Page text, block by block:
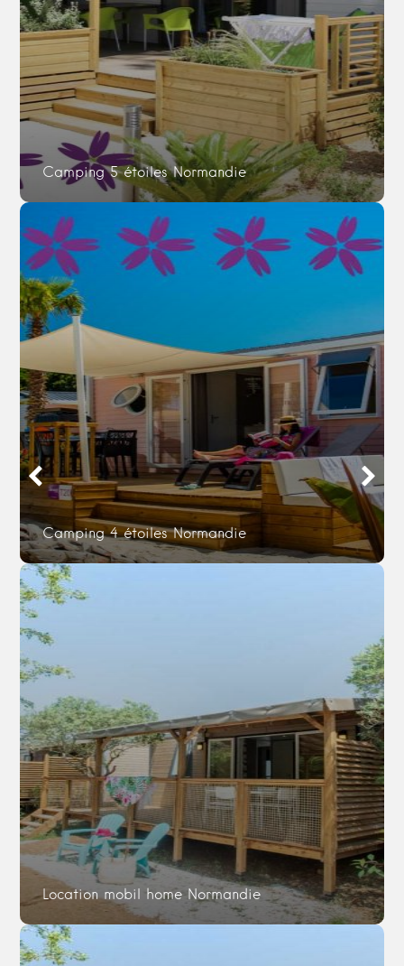
Camping 5 étoiles Normandie
Camping 4 étoiles Normandie
Location mobil home Normandie